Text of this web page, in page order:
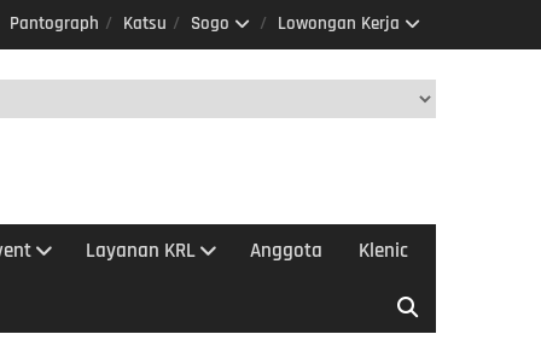
Pantograph Katsu Sogo Lowongan Kerja
Layanan KRL Anggota Klenic